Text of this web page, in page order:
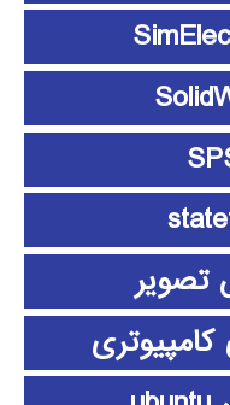
تصویر